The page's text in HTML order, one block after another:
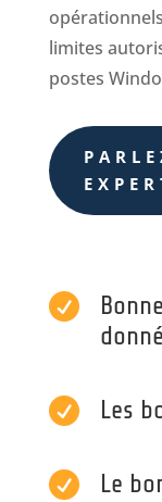
limites
postes

 Les
 Le